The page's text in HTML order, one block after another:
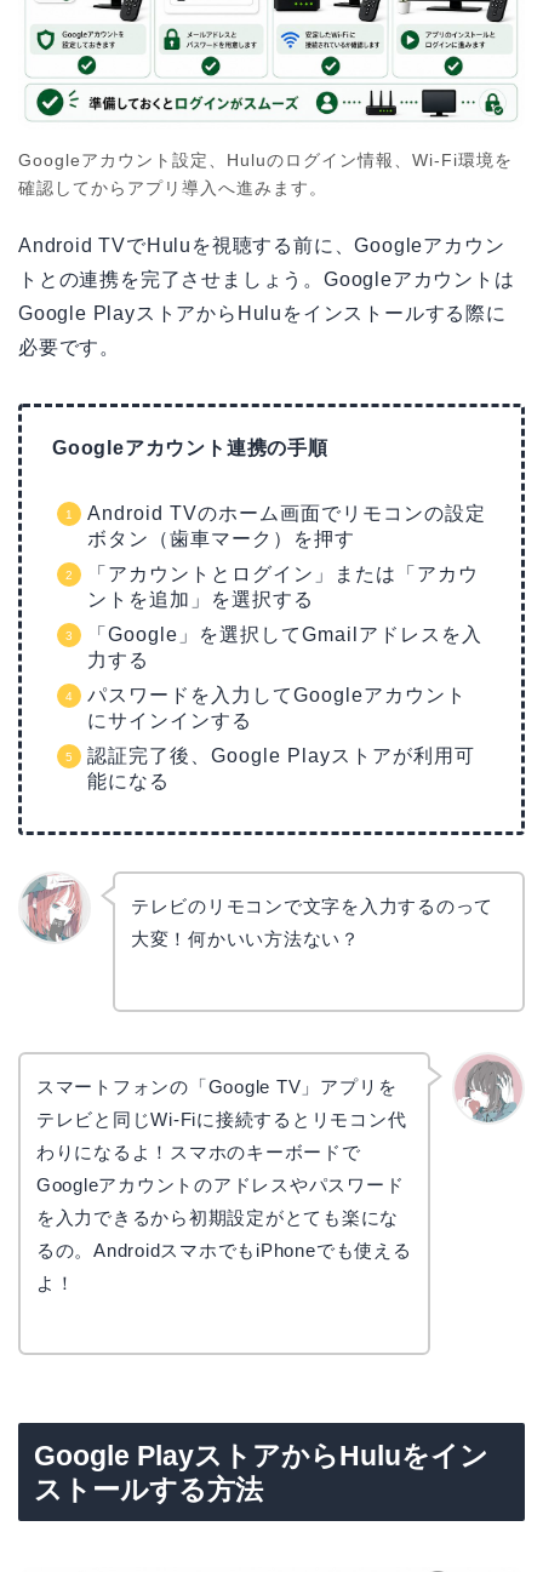
Googleアカウント設定、Huluのログイン情報、Wi-Fi環境を
確認してからアプリ導入へ進みます。
Android TVでHuluを視聴する前に、Googleアカウン
トとの連携を完了させましょう。Googleアカウントは
Google PlayストアからHuluをインストールする際に
必要です。
Googleアカウント連携の手順
Android TVのホーム画面でリモコンの設定
ボタン（歯車マーク）を押す
「アカウントとログイン」または「アカウ
ントを追加」を選択する
「Google」を選択してGmailアドレスを入
力する
パスワードを入力してGoogleアカウント
にサインインする
認証完了後、Google Playストアが利用可
能になる
テレビのリモコンで文字を入力するのって
大変！何かいい方法ない？
スマートフォンの「Google TV」アプリを
テレビと同じWi-Fiに接続するとリモコン代
わりになるよ！スマホのキーボードで
Googleアカウントのアドレスやパスワード
を入力できるから初期設定がとても楽にな
るの。AndroidスマホでもiPhoneでも使える
よ！
Google PlayストアからHuluをイン
ストールする方法